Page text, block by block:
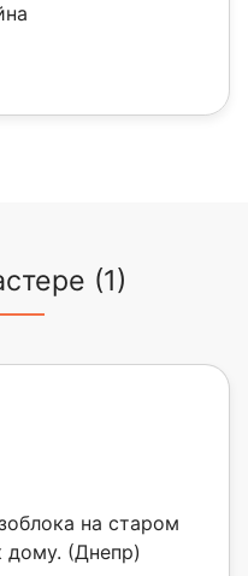
(1)
на старом
дому. (Днепр)